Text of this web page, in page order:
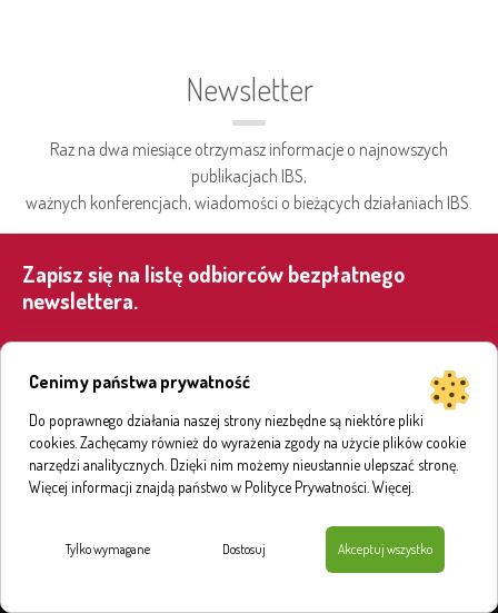
Newsletter
Raz na dwa miesiące otrzymasz informacje o najnowszych
publikacjach IBS,
ważnych konferencjach, wiadomości o bieżących działaniach IBS.
Zapisz się na listę odbiorców bezpłatnego
newslettera.
Cenimy państwa prywatność
Do poprawnego działania naszej strony niezbędne są niektóre pliki
cookies. Zachęcamy również do wyrażenia zgody na użycie plików cookie
narzędzi analitycznych. Dzięki nim możemy nieustannie ulepszać stronę.
Więcej informacji znajdą państwo w Polityce Prywatności. Więcej
Dostosuj
Tylko wymagane Akceptuj wszystko
EN PL